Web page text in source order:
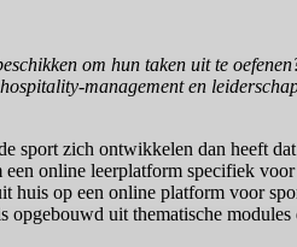
om hun taken uit te
management en
sport zich ontwikkelen dan heeft
online leerplatform specifiek
huis op een online platform voor
uit thematische